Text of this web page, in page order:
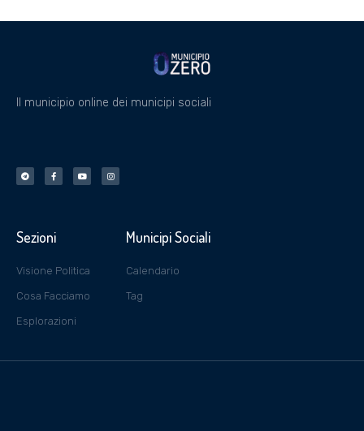
Il municipio online dei municipi sociali
Sezioni
Visione Politica
Cosa Facciamo
Esplorazioni
Municipi Sociali
Calendario
Tag